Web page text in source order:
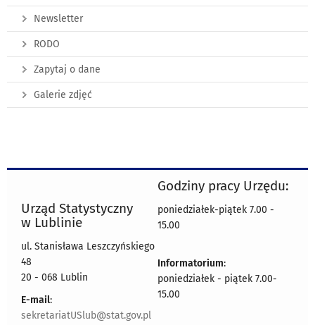
Newsletter
RODO
Zapytaj o dane
Galerie zdjęć
Urząd Statystyczny
w Lublinie
ul. Stanisława Leszczyńskiego
48
20 - 068 Lublin
E-mail:
sekretariatUSlub@stat.gov.pl
Godziny pracy Urzędu:
poniedziałek-piątek 7.00 -
15.00
Informatorium:
poniedziałek - piątek 7.00-
15.00